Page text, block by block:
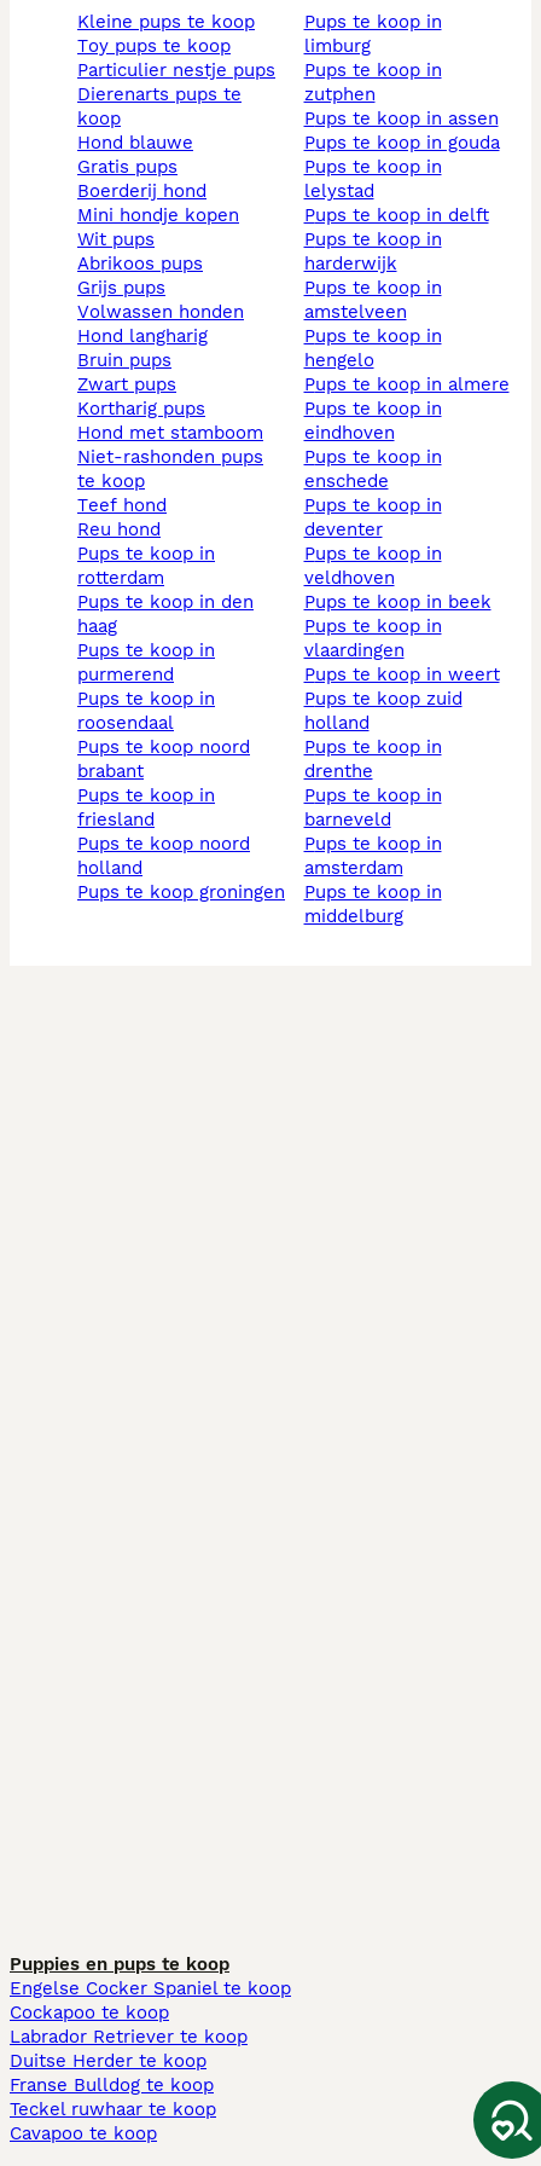
kleine pups te koop
toy pups te koop
particulier nestje pups
dierenarts pups te
koop
hond blauwe
gratis pups
boerderij hond
mini hondje kopen
wit pups
abrikoos pups
grijs pups
volwassen honden
hond langharig
bruin pups
zwart pups
kortharig pups
hond met stamboom
niet-rashonden pups
te koop
teef hond
reu hond
pups te koop in
rotterdam
pups te koop in den
haag
pups te koop in
purmerend
pups te koop in
roosendaal
pups te koop noord
brabant
pups te koop in
friesland
pups te koop noord
holland
pups te koop groningen
pups te koop in
limburg
pups te koop in
zutphen
pups te koop in assen
pups te koop in gouda
pups te koop in
lelystad
pups te koop in delft
pups te koop in
harderwijk
pups te koop in
amstelveen
pups te koop in
hengelo
pups te koop in almere
pups te koop in
eindhoven
pups te koop in
enschede
pups te koop in
deventer
pups te koop in
veldhoven
pups te koop in beek
pups te koop in
vlaardingen
pups te koop in weert
pups te koop zuid
holland
pups te koop in
drenthe
pups te koop in
barneveld
pups te koop in
amsterdam
pups te koop in
middelburg
Puppies en pups te koop
Engelse Cocker Spaniel te koop
Cockapoo te koop
Labrador Retriever te koop
Duitse Herder te koop
Franse Bulldog te koop
Teckel ruwhaar te koop
Cavapoo te koop